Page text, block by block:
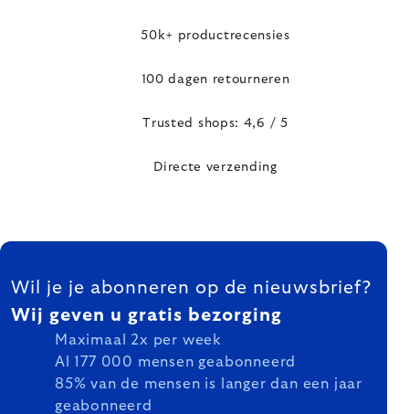
50k+ productrecensies
100 dagen retourneren
Trusted shops: 4,6 / 5
Directe verzending
FOOTER
Wil je je abonneren op de nieuwsbrief?
Wij geven u gratis bezorging
Maximaal 2x per week
Al 177 000 mensen geabonneerd
85% van de mensen is langer dan een jaar
geabonneerd